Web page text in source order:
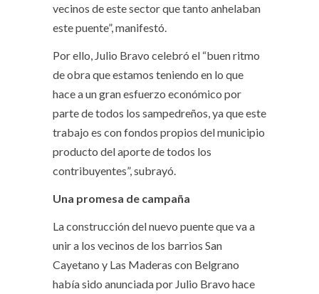
vecinos de este sector que tanto anhelaban
este puente”, manifestó.
Por ello, Julio Bravo celebró el “buen ritmo
de obra que estamos teniendo en lo que
hace a un gran esfuerzo económico por
parte de todos los sampedreños, ya que este
trabajo es con fondos propios del municipio
producto del aporte de todos los
contribuyentes”, subrayó.
Una promesa de campaña
La construcción del nuevo puente que va a
unir a los vecinos de los barrios San
Cayetano y Las Maderas con Belgrano
había sido anunciada por Julio Bravo hace